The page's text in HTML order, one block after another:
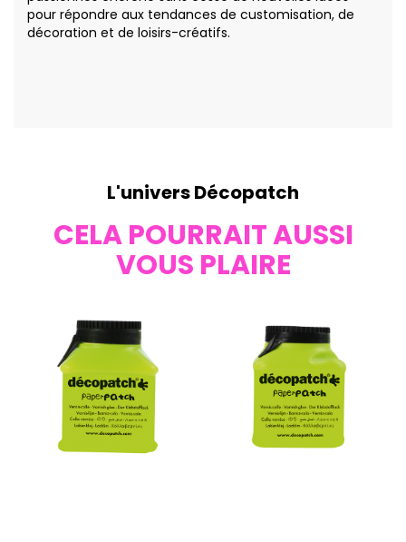
pour répondre aux tendances de customisation, de
décoration et de loisirs-créatifs.
L'univers Décopatch
CELA POURRAIT AUSSI
VOUS PLAIRE